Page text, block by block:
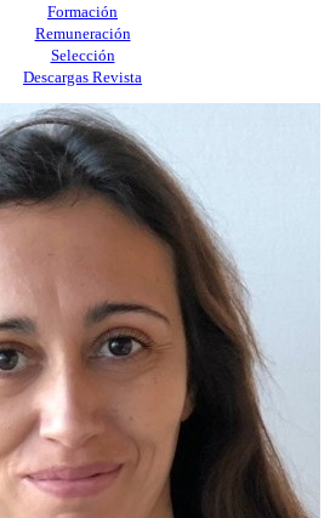
Formación
Remuneración
Selección
Descargas Revista